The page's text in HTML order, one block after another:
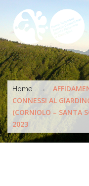
You are
Home →
CONNESSI AL
(CORNIOLO – SANTA
2023